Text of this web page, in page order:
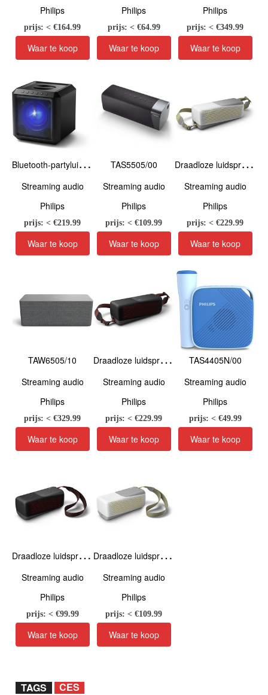
Philips
prijs: < €164.99
Philips
prijs: < €64.99
Philips
prijs: < €349.99
B
luetooth-partyluidspreker TAX4207/10
Streaming audio
Philips
prijs: < €219.99
TAS5505/00
Streaming audio
Philips
prijs: < €109.99
D
raadloze luidspreker TAS7807W/00
Streaming audio
Philips
prijs: < €229.99
TAW6505/10
Streaming audio
Philips
prijs: < €329.99
D
raadloze luidspreker TAS7807B/00
Streaming audio
Philips
prijs: < €229.99
TAS4405N/00
Streaming audio
Philips
prijs: < €49.99
D
raadloze luidspreker TAS4807B/00
Streaming audio
Philips
prijs: < €99.99
D
raadloze luidspreker TAS4807W/00
Streaming audio
Philips
prijs: < €109.99
TAGS CES